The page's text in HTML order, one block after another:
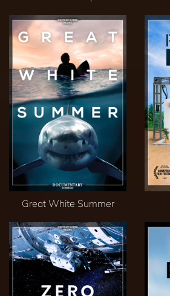
Great White Summer